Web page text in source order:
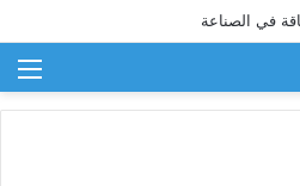
في الصناعة